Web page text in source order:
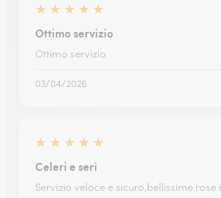
★ ★ ★ ★ ★
Ottimo servizio
Ottimo servizio
03/04/2026
★ ★ ★ ★ ★
Celeri e seri
Servizio veloce e sicuro,bellissime